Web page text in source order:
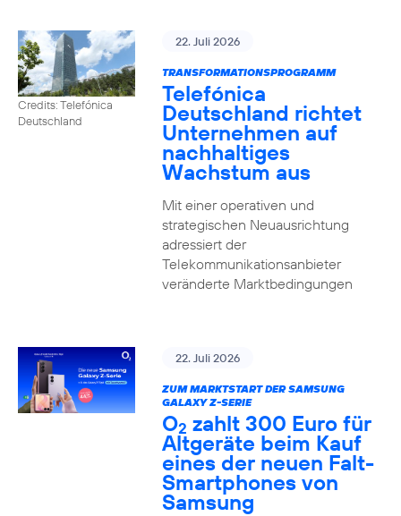
Credits: Telefónica
Deutschland
22. Juli 2026
TRANSFORMATIONSPROGRAMM
Telefónica
Deutschland richtet
Unternehmen auf
nachhaltiges
Wachstum aus
Mit einer operativen und
strategischen Neuausrichtung
adressiert der
Telekommunikationsanbieter
veränderte Marktbedingungen
22. Juli 2026
ZUM MARKTSTART DER SAMSUNG
GALAXY Z-SERIE
O2 zahlt 300 Euro für
Altgeräte beim Kauf
eines der neuen Falt-
Smartphones von
Samsung